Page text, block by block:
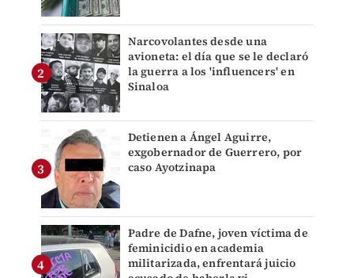
Narcovolantes desde una
avioneta: el día que se le declaró
la guerra a los 'influencers' en
Sinaloa
Detienen a Ángel Aguirre,
exgobernador de Guerrero, por
caso Ayotzinapa
Padre de Dafne, joven víctima de
feminicidio en academia
militarizada, enfrentará juicio